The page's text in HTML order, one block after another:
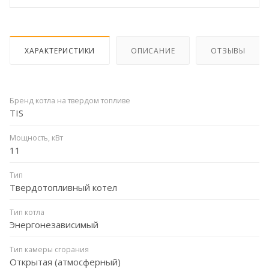
ХАРАКТЕРИСТИКИ ОПИСАНИЕ ОТЗЫВЫ
Бренд котла на твердом топливе
TIS
Мощность, кВт
11
Тип
Твердотопливный котел
Тип котла
Энергонезависимый
Тип камеры сгорания
Открытая (атмосферный)